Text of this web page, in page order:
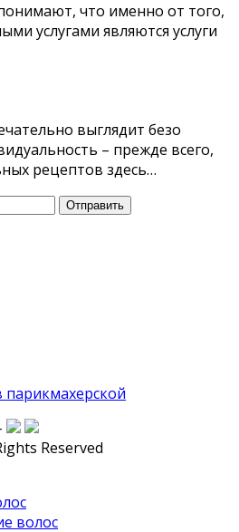
что именно от того,
услугами являются услуги
выглядит безо
– прежде всего,
рецептов здесь…
Отправить
парикмахерской
Reserved
волос